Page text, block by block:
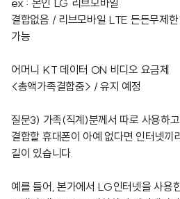
ex : 본인 LG 리브모바일
결합없음 / 리브모바일 LTE 든든무제
가능
어머니 KT 데이터 ON 비디오 요금제
<총액가족결합중> / 유지 예정
질문3) 가족(직계)분께서 따로 사용하
결합할 휴대폰이 아예 없다면 인터넷끼
길이 있습니다.
예를 들어, 본가에서 LG인터넷을 사용